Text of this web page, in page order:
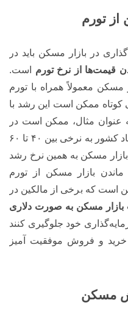
در بازار مسکن باید در
قیمت‌ها از نرخ تورم است.
معمولاً همراه با تورم
کوتاه ممکن است این رشد با
عنوان مثال، ممکن است در
یک بازه زمانی معین، تورم در اقتصاد کشور به نرخی بین ۴۰ تا ۶۰
بازار مسکن به همین نرخ رشد
بازار مسکن از تورم
است که برخی از مالکین در
بازار مسکن به صورت دلاری
خود جلوگیری کنند
خرید و فروش موفقیت آمیز